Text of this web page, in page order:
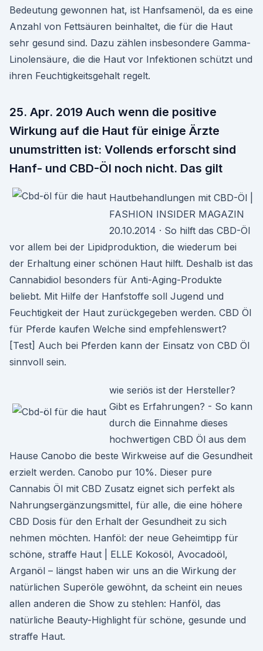
Bedeutung gewonnen hat, ist Hanfsamenöl, da es eine
Anzahl von Fettsäuren beinhaltet, die für die Haut
sehr gesund sind. Dazu zählen insbesondere Gamma-
Linolensäure, die die Haut vor Infektionen schützt und
ihren Feuchtigkeitsgehalt regelt.
25. Apr. 2019 Auch wenn die positive
Wirkung auf die Haut für einige Ärzte
unumstritten ist: Vollends erforscht sind
Hanf- und CBD-Öl noch nicht. Das gilt
Hautbehandlungen mit CBD-Öl |
FASHION INSIDER MAGAZIN
20.10.2014 · So hilft das CBD-Öl
vor allem bei der Lipidproduktion, die wiederum bei
der Erhaltung einer schönen Haut hilft. Deshalb ist das
Cannabidiol besonders für Anti-Aging-Produkte
beliebt. Mit Hilfe der Hanfstoffe soll Jugend und
Feuchtigkeit der Haut zurückgegeben werden. CBD Öl
für Pferde kaufen Welche sind empfehlenswert?
[Test] Auch bei Pferden kann der Einsatz von CBD Öl
sinnvoll sein.
wie seriös ist der Hersteller?
Gibt es Erfahrungen? - So kann
durch die Einnahme dieses
hochwertigen CBD Öl aus dem
Hause Canobo die beste Wirkweise auf die Gesundheit
erzielt werden. Canobo pur 10%. Dieser pure
Cannabis Öl mit CBD Zusatz eignet sich perfekt als
Nahrungsergänzungsmittel, für alle, die eine höhere
CBD Dosis für den Erhalt der Gesundheit zu sich
nehmen möchten. Hanföl: der neue Geheimtipp für
schöne, straffe Haut | ELLE Kokosöl, Avocadoöl,
Arganöl – längst haben wir uns an die Wirkung der
natürlichen Superöle gewöhnt, da scheint ein neues
allen anderen die Show zu stehlen: Hanföl, das
natürliche Beauty-Highlight für schöne, gesunde und
straffe Haut.